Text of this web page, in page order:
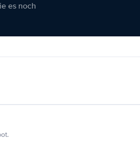
es noch